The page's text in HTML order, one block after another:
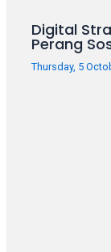
completely
Digital
Perang
Thursday, 5